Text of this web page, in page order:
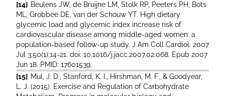
[14] Beulens JW, de Bruijne LM, Stolk RP, Peeters PH, Bots
ML, Grobbee DE, van der Schouw YT. High dietary
glycemic load and glycemic index increase risk of
cardiovascular disease among middle-aged women: a
population-based follow-up study. J Am Coll Cardiol. 2007
Jul 3;50(1):14-21. doi: 10.1016/j.jacc.2007.02.068. Epub 2007
Jun 18. PMID: 17601539.
[15] Mul, J. D., Stanford, K. I., Hirshman, M. F., & Goodyear,
L. J. (2015). Exercise and Regulation of Carbohydrate